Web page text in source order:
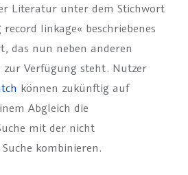
Literatur unter dem Stichwort
linkage« beschriebenes
das nun neben anderen
zur Verfügung steht. Nutzer
können zukünftig auf
Abgleich die
mit der nicht
kombinieren.